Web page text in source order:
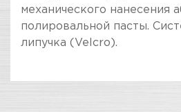
механического нанесения
полировальной пасты.
липучка (Velcro).